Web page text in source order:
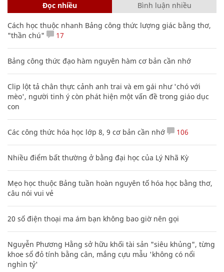
Đọc nhiều Bình luận nhiều
Cách học thuộc nhanh Bảng công thức lượng giác bằng thơ,
"thần chú"
17
Bảng công thức đạo hàm nguyên hàm cơ bản cần nhớ
Clip lột tả chân thực cảnh anh trai và em gái như 'chó với
mèo', người tinh ý còn phát hiện một vấn đề trong giáo dục
con
Các công thức hóa học lớp 8, 9 cơ bản cần nhớ 106
Nhiều điểm bất thường ở bằng đại học của Lý Nhã Kỳ
Mẹo học thuộc Bảng tuần hoàn nguyên tố hóa học bằng thơ,
câu nói vui vẻ
20 số điện thoại ma ám bạn không bao giờ nên gọi
Nguyễn Phương Hằng sở hữu khối tài sản "siêu khủng", từng
khoe sổ đỏ tính bằng cân, mắng cựu mẫu 'không có nổi
nghìn tỷ'